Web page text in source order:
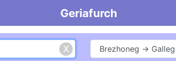
Geriafurch
Brezhoneg → Galleg